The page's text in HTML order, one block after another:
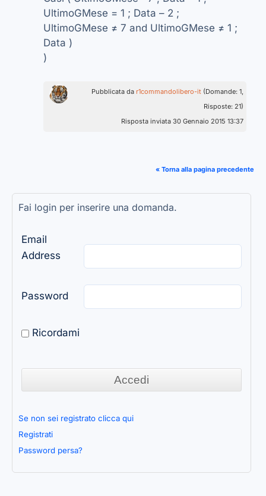
UltimoGMese = 1 ; Data – 2 ;
UltimoGMese ≠ 7 and UltimoGMese ≠ 1 ;
Data )
)
Pubblicata da r1commandolibero-it (Domande: 1,
Risposte: 21)
Risposta inviata 30 Gennaio 2015 13:37
« Torna alla pagina precedente
Fai login per inserire una domanda.
Email
Address
Password
Ricordami
Se non sei registrato clicca qui
Registrati
Password persa?